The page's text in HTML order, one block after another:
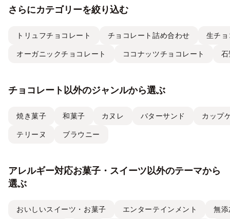
さらにカテゴリーを絞り込む
トリュフチョコレート チョコレート詰め合わせ 生チ
オーガニックチョコレート ココナッツチョコレート
チョコレート以外のジャンルから選ぶ
焼き菓子 和菓子 カヌレ バターサンド カップ
テリーヌ ブラウニー
アレルギー対応お菓子・スイーツ以外のテーマから
選ぶ
おいしいスイーツ・お菓子 エンターテインメント 無